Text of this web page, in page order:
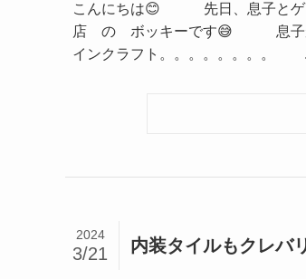
こんにちは😊 先日、息子とゲ
店 の ボッキーです😅 息子が
インクラフト。。。。。。。。
内装タイルもクレバ
2024
3/21